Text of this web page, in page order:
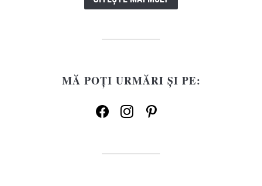
MĂ POȚI URMĂRI ȘI PE:
facebookinstagrampinterest